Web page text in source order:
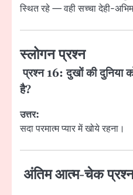
स्थित रहे — वही सच्चा देही-
स्लोगन प्रश्न
प्रश्न 16: दुखों की दुनिया
है?
उत्तर:
सदा परमात्म प्यार में खोये रहना।
अंतिम आत्म-चेक